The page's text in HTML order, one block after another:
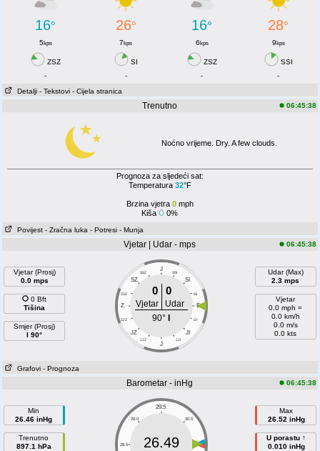
16° 26° 16° 28°
5kps 7kps 6kps 9kps
ZSZ SI ZSZ
SSI
-
- -
-
Detalji - Tekstovi - Cijela stranica
Trenutno 06:45:38
Noćno vrijeme. Dry. A few clouds.
Prognoza za sljedeći sat:
Temperatura 32°F
Brzina vjetra 0mph
Kiša
0%
Povijest - Zračna luka - Potresi - Munja
Vjetar | Udar - mps 06:45:38
Vjetar (Prosj)
0.0 mps
0 Bft
Tišina
Smjer (Prosj)
I 90°
J
SSZ SSI
SZ SI
ZSZ ISI
Z E
ZJZ IJI
JZ JI
JJZ JJI
J
0 0
Vjetar
Udar
90°
Udar (Max)
2.3 mps
Vjetar
0.0 mph =
0.0 km/h
0.0 m/s
0.0 kts
Grafovi - Prognoza
Barometar - inHg 06:45:38
Min
26.46 inHg
Trenutno
897.1 hPa
29.5
29.0 30.0
28.5 30.5
26.49
Max
26.52 inHg
U porastu ↑
0.010 inHg